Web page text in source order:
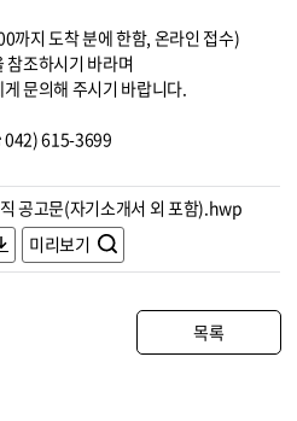
지 도착 분에 한함, 온라인 접수)
참조하시기 바라며
문의해 주시기 바랍니다.
042) 615-3699
공고문(자기소개서 외 포함).hwp
미리보기
목록